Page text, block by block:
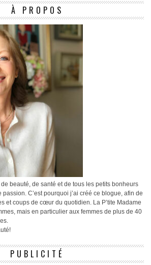
À PROPOS
beauté, de santé et de tous les petits bonheurs
C’est pourquoi j’ai créé ce blogue, afin de
et coups de cœur du quotidien. La P’tite Madame
mais en particulier aux femmes de plus de 40
PUBLICITÉ